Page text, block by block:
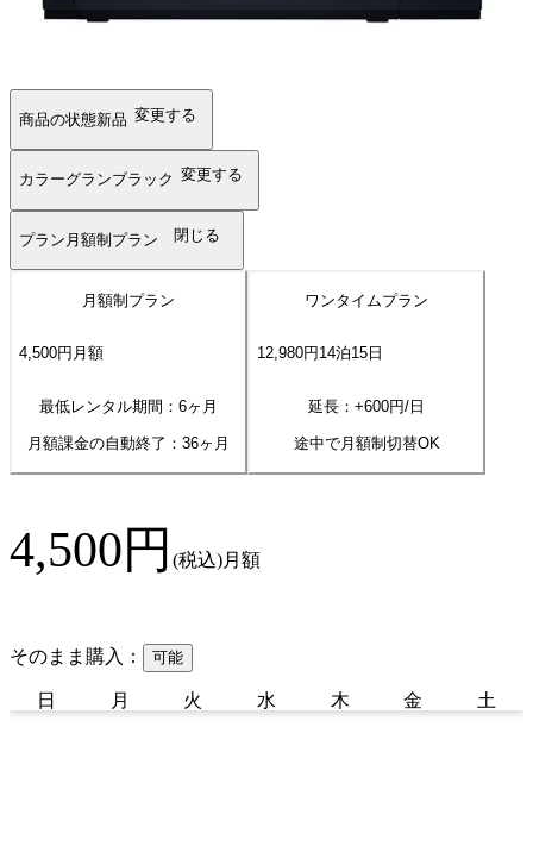
商品の状態新品 変更する
カラーグランブラック 変更する
プラン 月額制プラン 閉じる
月額制プラン
4,500円 月額
最低レンタル期間：6ヶ月
月額課金の自動終了： 36ヶ月
ワンタイムプラン
12,980円 14泊15 日
延長：+600円/日
途中で月額制切替OK
4,500円 (税込)月額
そのまま購入： 可能
日 月 火 水 木 金 土